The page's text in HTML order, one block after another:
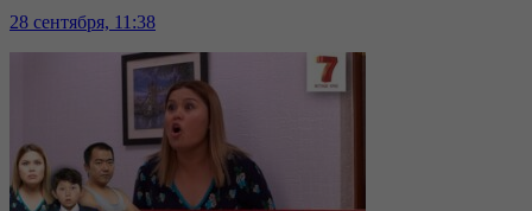
28 сентября, 11:38